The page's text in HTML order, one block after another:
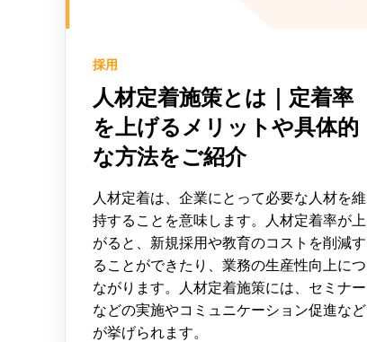
採用
人材定着施策とは｜定着率
を上げるメリットや具体的
な方法をご紹介
人材定着は、企業にとって必要な人材を維
持することを意味します。人材定着率が上
がると、新規採用や教育のコストを削減す
ることができたり、業務の生産性向上につ
ながります。人材定着施策には、セミナー
などの実施やコミュニケーション促進など
が挙げられます。